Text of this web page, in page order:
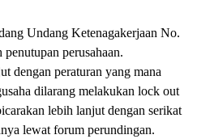
Undang Ketenagakerjaan No.
perusahaan.
dengan peraturan yang mana
dilarang melakukan lock out
lebih lanjut dengan serikat
lewat forum perundingan.